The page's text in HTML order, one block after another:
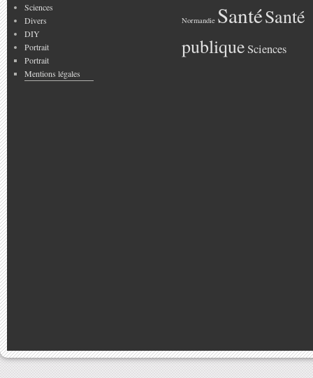
Sciences
Divers
DIY
Portrait
Portrait
Mentions légales
Normandie SantéSanté
publiqueSciences